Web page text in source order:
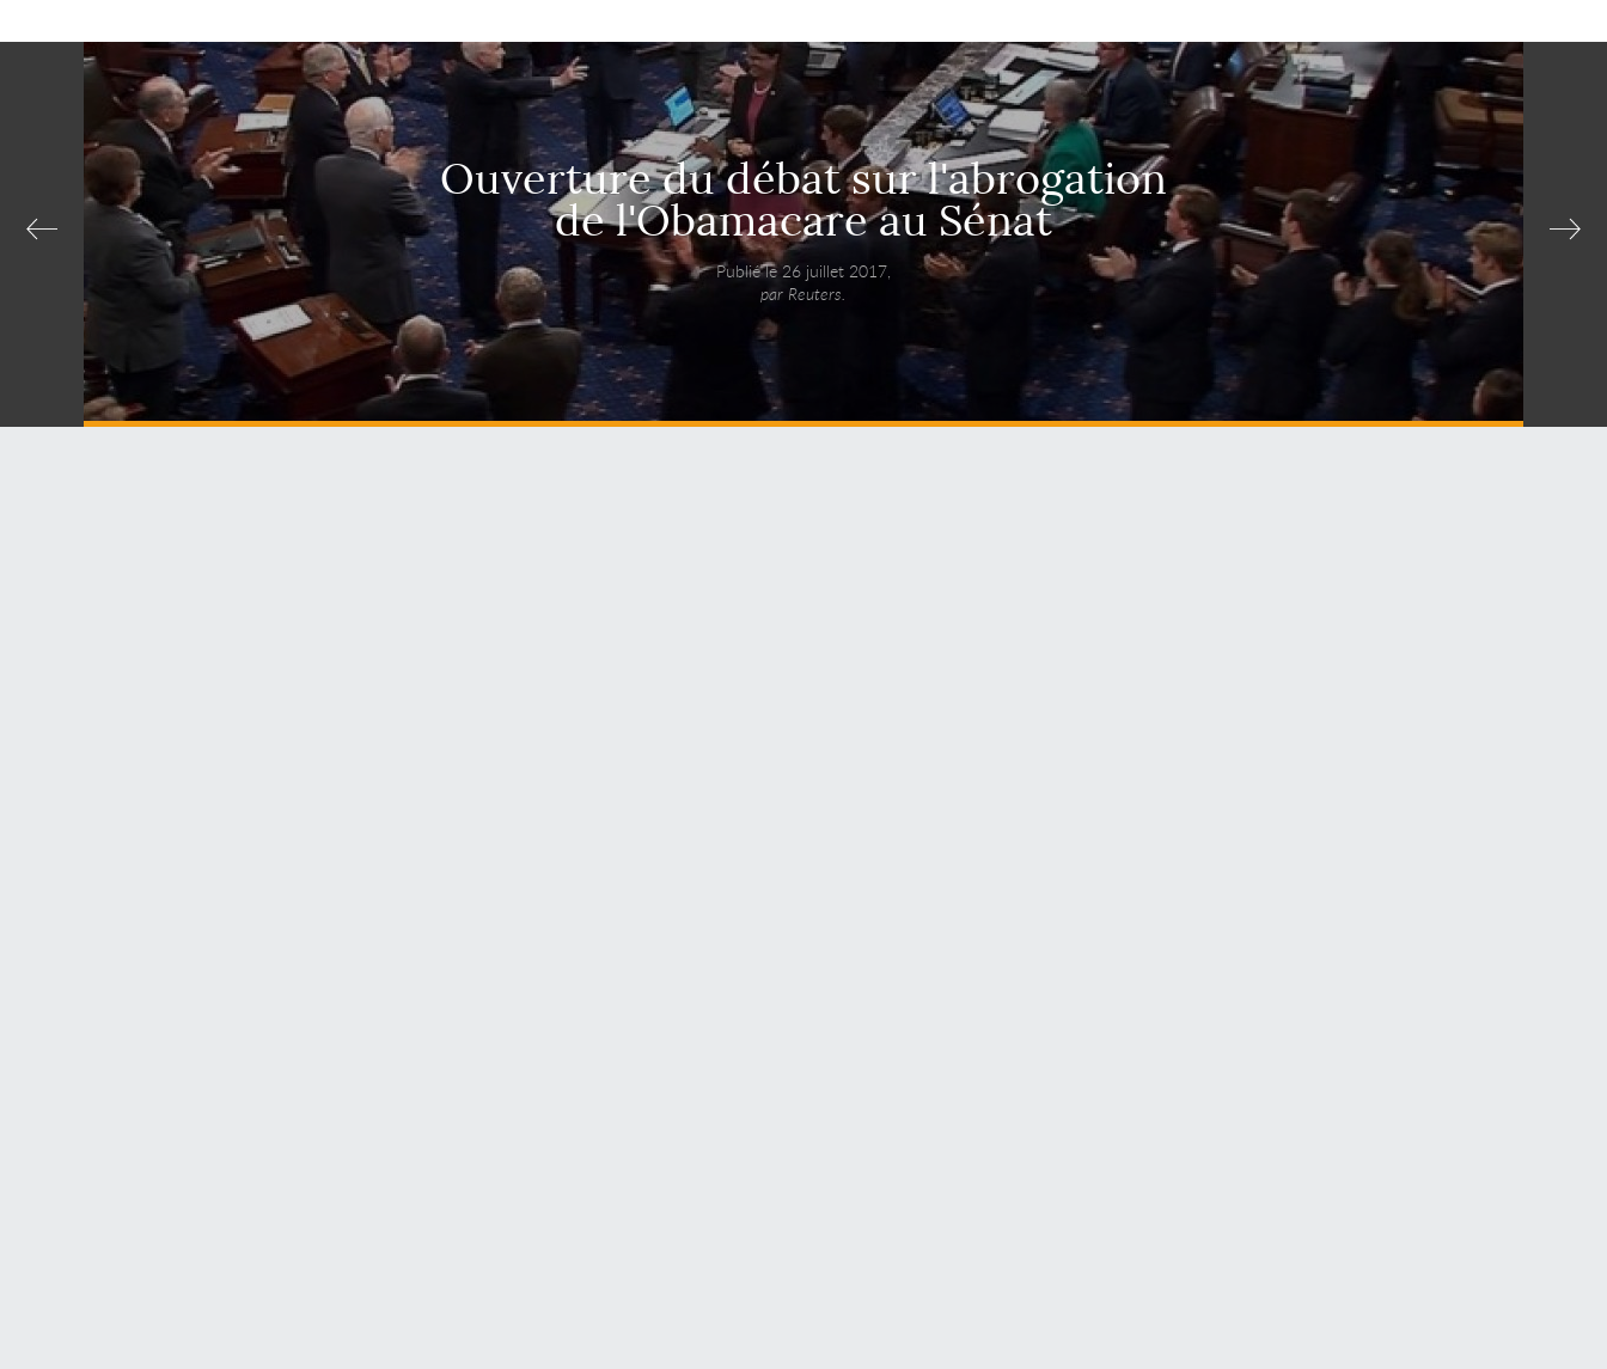
Ouverture du débat sur l'abrogation
de l'Obamacare au Sénat
Publié le 26 juillet 2017,
par Reuters.